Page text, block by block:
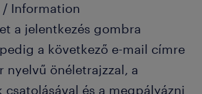
Information
a jelentkezés gombra
a következő e-mail címre
nyelvű önéletrajzzal, a
és a megpályázni